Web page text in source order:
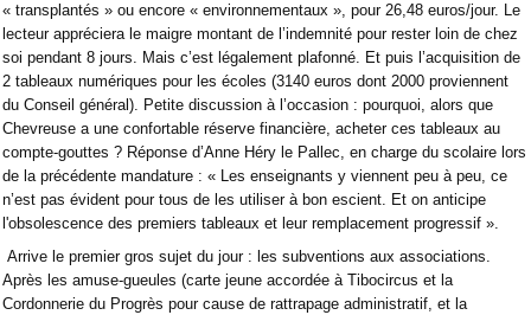
« transplantés » ou encore « environnementaux », pour 26,48 euros/jour. Le
lecteur appréciera le maigre montant de l’indemnité pour rester loin de chez
soi pendant 8 jours. Mais c’est légalement plafonné. Et puis l’acquisition de
2 tableaux numériques pour les écoles (3140 euros dont 2000 proviennent
du Conseil général). Petite discussion à l’occasion : pourquoi, alors que
Chevreuse a une confortable réserve financière, acheter ces tableaux au
compte-gouttes ? Réponse d’Anne Héry le Pallec, en charge du scolaire lors
de la précédente mandature : « Les enseignants y viennent peu à peu, ce
n’est pas évident pour tous de les utiliser à bon escient. Et on anticipe
l'obsolescence des premiers tableaux et leur remplacement progressif ».
Arrive le premier gros sujet du jour : les subventions aux associations.
Après les amuse-gueules (carte jeune accordée à Tibocircus et la
Cordonnerie du Progrès pour cause de rattrapage administratif, et la